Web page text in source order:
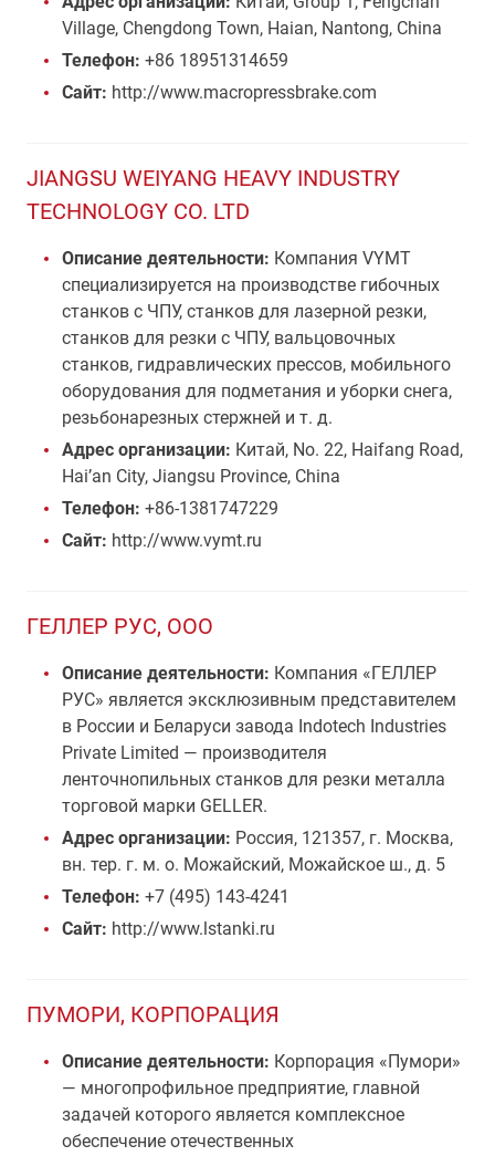
Village, Chengdong Town, Haian, Nantong, China
Телефон: +86 18951314659
Сайт: http://www.macropressbrake.com
JIANGSU WEIYANG HEAVY INDUSTRY
TECHNOLOGY CO. LTD
Описание деятельности: Компания VYMT
специализируется на производстве гибочных
станков с ЧПУ, станков для лазерной резки,
станков для резки с ЧПУ, вальцовочных
станков, гидравлических прессов, мобильного
оборудования для подметания и уборки снега,
резьбонарезных стержней и т. д.
Адрес организации: Китай, No. 22, Haifang Road,
Hai’an City, Jiangsu Province, China
Телефон: +86-1381747229
Сайт: http://www.vymt.ru
ГЕЛЛЕР РУС, ООО
Описание деятельности: Компания «ГЕЛЛЕР
РУС» является эксклюзивным представителем
в России и Беларуси завода Indotech Industries
Private Limited — производителя
ленточнопильных станков для резки металла
торговой марки GELLER.
Адрес организации: Россия, 121357, г. Москва,
вн. тер. г. м. о. Можайский, Можайское ш., д. 5
Телефон: +7 (495) 143-4241
Сайт: http://www.lstanki.ru
ПУМОРИ, КОРПОРАЦИЯ
Описание деятельности: Корпорация «Пумори»
— многопрофильное предприятие, главной
задачей которого является комплексное
обеспечение отечественных